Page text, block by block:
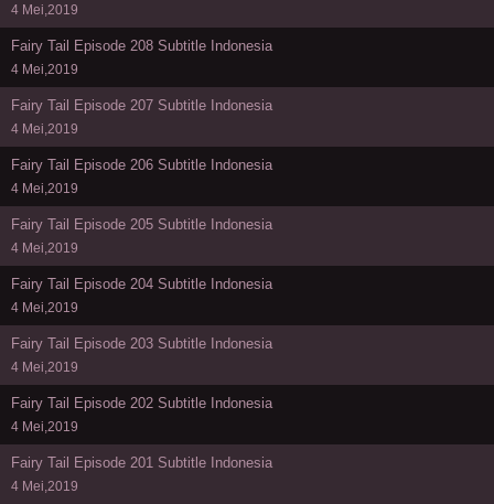
4 Mei,2019
Fairy Tail Episode 208 Subtitle Indonesia
4 Mei,2019
Fairy Tail Episode 207 Subtitle Indonesia
4 Mei,2019
Fairy Tail Episode 206 Subtitle Indonesia
4 Mei,2019
Fairy Tail Episode 205 Subtitle Indonesia
4 Mei,2019
Fairy Tail Episode 204 Subtitle Indonesia
4 Mei,2019
Fairy Tail Episode 203 Subtitle Indonesia
4 Mei,2019
Fairy Tail Episode 202 Subtitle Indonesia
4 Mei,2019
Fairy Tail Episode 201 Subtitle Indonesia
4 Mei,2019